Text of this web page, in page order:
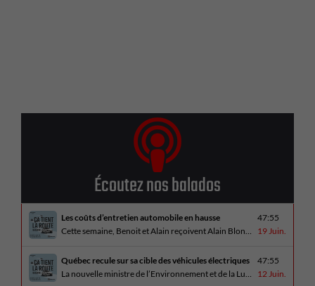
Écoutez nos balados
Les coûts d’entretien automobile en hausse
Cette semaine, Benoit et Alain reçoivent Alain Blondeau, propriétaire d’un atelier mécanique qui parle de la nouvelle réalité des coûts d’entretien en automobile. En essai routier, Alain a cinq propositions estivales et Benoit a pris la route avec une BMW i4 M60 pour ce dernier épisode de la saison. Bon été à tous!
47:55
19 Juin.
Québec recule sur sa cible des véhicules électriques
La nouvelle ministre de l’Environnement et de la Lutte contre les changements climatiques, Pascale Déry, doit confirmer que les VZE représenteront désormais 80% des ventes de véhicules neufs en 2035. Benoit et Alain en discutent avec Daniel Breton. Ils reçoivent également Bertrand Godin, qui parle d’Élégance Trois-Rivières. En essai routier Alain a roulé le Mitsubishi [...]
47:55
12 Juin.